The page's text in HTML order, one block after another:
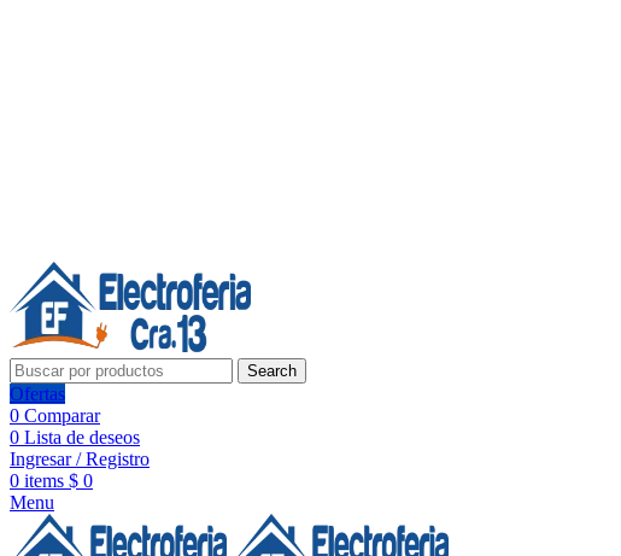
Search
Ofertas
0 Comparar
0 Lista de deseos
Ingresar / Registro
0 items $ 0
Menu